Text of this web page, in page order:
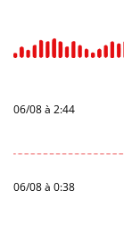
06/08 à 2:44
06/08 à 0:38